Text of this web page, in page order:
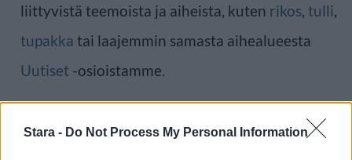
Stara - Do Not Process My Personal Information
liittyvistä teemoista ja aiheista, kuten rikos, tulli,
tupakka tai laajemmin samasta aihealueesta
Uutiset -osioistamme.